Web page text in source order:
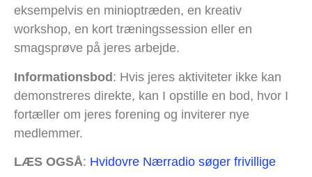
eksempelvis en minioptræden, en kreativ
workshop, en kort træningssession eller en
smagsprøve på jeres arbejde.
Informationsbod: Hvis jeres aktiviteter ikke kan
demonstreres direkte, kan I opstille en bod, hvor I
fortæller om jeres forening og inviterer nye
medlemmer.
LÆS OGSÅ: Hvidovre Nærradio søger frivillige